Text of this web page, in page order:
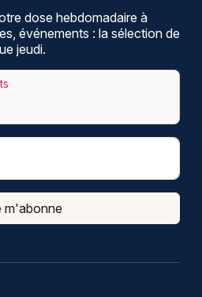
dose hebdomadaire à
événements : la sélection de
jeudi.
m'abonne